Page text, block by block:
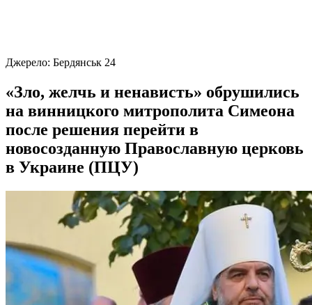
Джерело: Бердянськ 24
«Зло, желчь и ненависть» обрушились
на винницкого митрополита Симеона
после решения перейти в
новосозданную Православную церковь
в Украине (ПЦУ)